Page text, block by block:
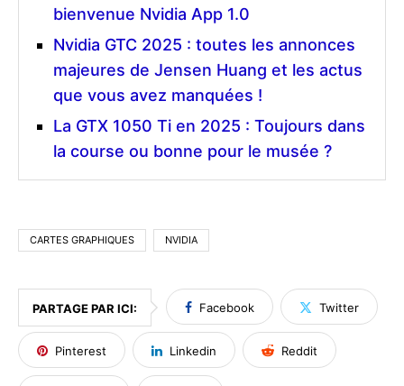
bienvenue Nvidia App 1.0
Nvidia GTC 2025 : toutes les annonces
majeures de Jensen Huang et les actus
que vous avez manquées !
La GTX 1050 Ti en 2025 : Toujours dans
la course ou bonne pour le musée ?
CARTES GRAPHIQUES NVIDIA
PARTAGE PAR ICI: Facebook Twitter
Pinterest Linkedin Reddit